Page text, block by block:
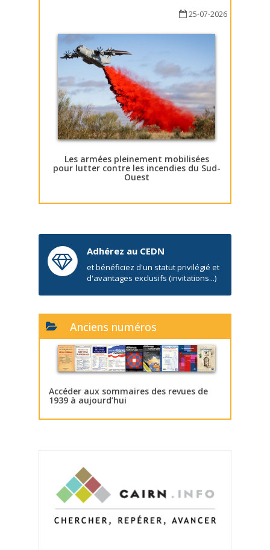
25-07-2026
Les armées pleinement mobilisées
pour lutter contre les incendies du Sud-
Ouest
Adhérez au CEDN
et bénéficiez d'un statut privilégié et
d'avantages exclusifs (invitations...)
Anciens numéros
Accéder aux sommaires des revues de
1939 à aujourd’hui